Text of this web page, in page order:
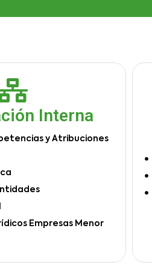
Interna
y Atribuciones
Empresas Menor